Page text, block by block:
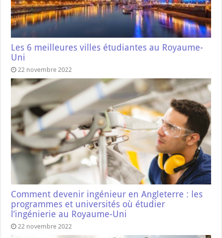
Les 6 meilleures villes étudiantes au Royaume-
Uni
22 novembre 2022
Comment devenir ingénieur en Angleterre : les
programmes et universités où étudier
l’ingénierie au Royaume-Uni
22 novembre 2022